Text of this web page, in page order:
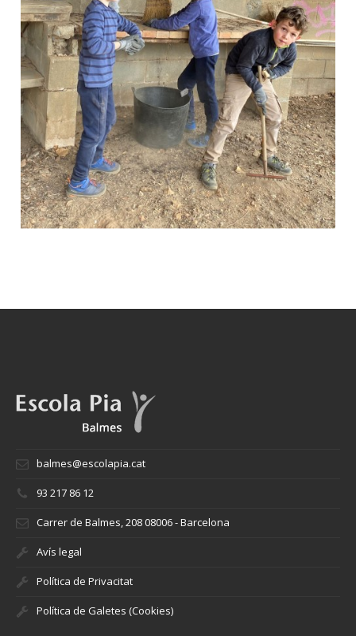
balmes@escolapia.cat
93 217 86 12
Carrer de Balmes, 208 08006 - Barcelona
Avís legal
Política de Privacitat
Política de Galetes (Cookies)